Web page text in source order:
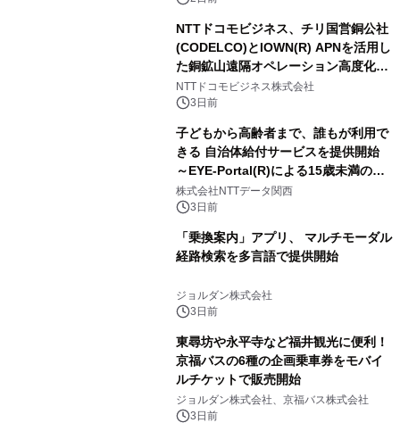
NTTドコモビジネス、チリ国営銅公社
(CODELCO)とIOWN(R) APNを活用し
た銅鉱山遠隔オペレーション高度化に
向けた調査・実証を開始
NTTドコモビジネス株式会社
3日前
子どもから高齢者まで、誰もが利用で
きる 自治体給付サービスを提供開始
～EYE-Portal(R)による15歳未満の本
人認証と デジタルデバイド対策で実現
～
株式会社NTTデータ関西
3日前
「乗換案内」アプリ、 マルチモーダル
経路検索を多言語で提供開始
ジョルダン株式会社
3日前
東尋坊や永平寺など福井観光に便利！
京福バスの6種の企画乗車券をモバイ
ルチケットで販売開始
ジョルダン株式会社、京福バス株式会社
3日前